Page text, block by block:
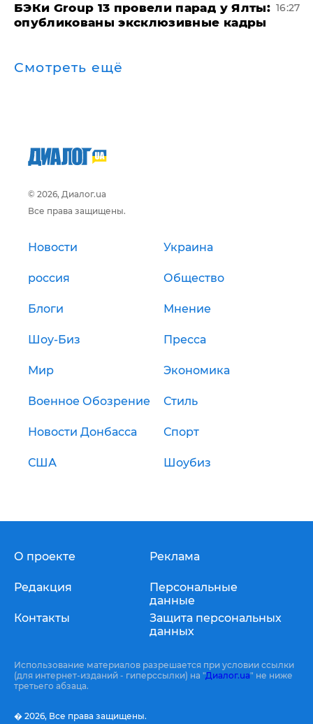
​БЭКи Group 13 провели парад у Ялты:
опубликованы эксклюзивные кадры
16:27
Смотреть ещё
© 2026, Диалог.ua
Все права защищены.
Новости Украина
россия Общество
Блоги Мнение
Шоу-Биз Пресса
Мир Экономика
Военное Обозрение Стиль
Новости Донбасса Спорт
США Шоубиз
О проекте
Редакция
Контакты
Реклама
Персональные
данные
Защита персональных
данных
Использование материалов разрешается при условии ссылки
(для интернет-изданий - гиперссылки) на "Диалог.ua" не ниже
третьего абзаца.
� 2026, Все права защищены.